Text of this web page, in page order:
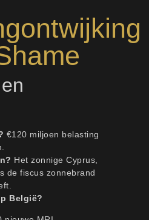
€120 miljoen belasting
Het zonnige Cyprus,
de fiscus zonnebrand
België?